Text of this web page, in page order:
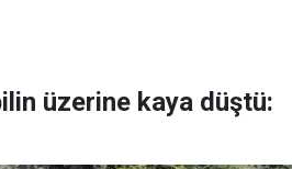
üzerine kaya düştü: